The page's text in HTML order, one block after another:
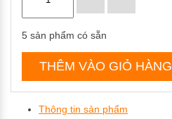
5 sản phẩm có sẵn
THÊM VÀO GIỎ HÀNG
Thông tin sản phẩm